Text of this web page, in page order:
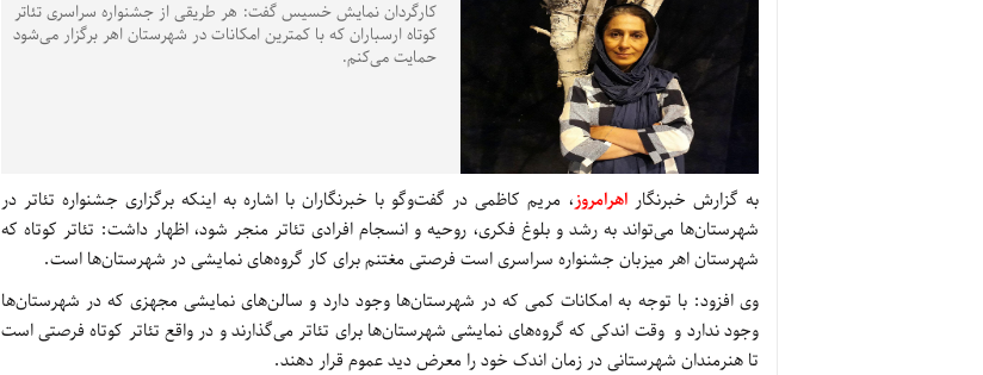
کارگردان نمایش خسیس گفت: هر طریقی از جشنواره سراسری تئاتر
کوتاه ارسباران که با کمترین امکانات در شهرستان اهر برگزار می‌شود
حمایت می‌کنم.
به گزارش خبرنگاراهرامروز، مریم کاظمی در گفت‌وگو با خبرنگاران با اشاره به اینکه برگزاری جشنواره تئاتر در
شهرستان‌ها می‌تواند به رشد و بلوغ فکری، روحیه و انسجام افرادی تئاتر منجر شود، اظهار داشت: تئاتر کوتاه که
شهرستان اهر میزبان جشنواره سراسری است فرصتی مغتنم برای کار گروه‌های نمایشی در شهرستان‌ها است.
وی افزود: با توجه به امکانات کمی که در شهرستان‌ها وجود دارد و سالن‌های نمایشی مجهزی که در شهرستان‌ها
وجود ندارد و وقت اندکی که گروه‌های نمایشی شهرستان‌ها برای تئاتر می‌گذارند و در واقع تئاتر کوتاه فرصتی است
تا هنرمندان شهرستانی در زمان اندک خود را معرض دید عموم قرار دهند.